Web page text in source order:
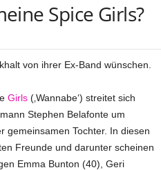
Spice Girls?
von ihrer Ex-Band wünschen.
Girls (‚Wannabe‘) streitet sich
Stephen Belafonte um
gemeinsamen Tochter. In diesen
Freunde und darunter scheinen
Emma Bunton (40), Geri